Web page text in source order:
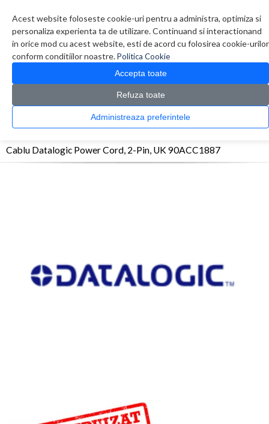
Acest website foloseste cookie-uri pentru a administra, optimiza si
personaliza experienta ta de utilizare. Continuand si interactionand
in orice mod cu acest website, esti de acord cu folosirea cookie-urilor
conform conditiilor noastre.Politica Cookie
Accepta toate
Refuza toate
Administreaza preferintele
0 produs(e)
CATALOG PRODUSE
Componente PC > Cabluri > Cablu Datalogic Power Cord, 2-Pin, UK
Cablu Datalogic Power Cord, 2-Pin, UK 90ACC1887